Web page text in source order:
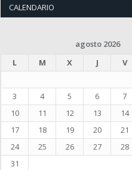
CALENDARIO
agosto 2026
L
M X J V
3
4 5 6 7
10
11 12 13 14
17
18 19 20 21
24
25 26 27 28
31